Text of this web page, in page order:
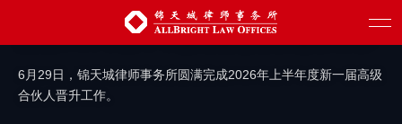
汇聚新生力量 赋能创新发展 | 锦天城圆满
完成2026年上半年度高级合伙人晋升工作
6月29日，锦天城律师事务所圆满完成2026年上半年度新一届高级
合伙人晋升工作。